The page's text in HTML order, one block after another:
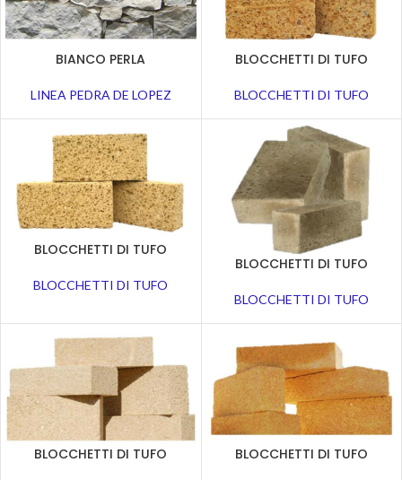
BIANCO PERLA
LINEA PEDRA DE LOPEZ
BLOCCHETTI DI TUFO
BLOCCHETTI DI TUFO
BLOCCHETTI DI TUFO
BLOCCHETTI DI TUFO
BLOCCHETTI DI TUFO
BLOCCHETTI DI TUFO
BLOCCHETTI DI TUFO BLOCCHETTI DI TUFO